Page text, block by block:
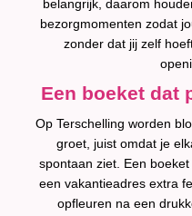
belangrijk, daarom
bezorgmomenten zodat
zonder dat jij zelf
Een boeket dat
Op Terschelling worden
groet, juist omdat je
spontaan ziet. Een
een vakantieadres extra
opfleuren na een